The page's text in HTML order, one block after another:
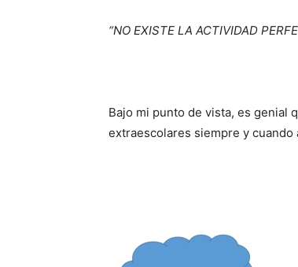
“NO EXISTE LA ACTIVIDAD
Bajo mi punto de vista, es genial
extraescolares siempre y